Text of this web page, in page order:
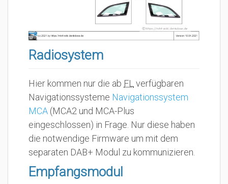
Radiosystem
Hier kommen nur die ab FL verfügbaren
Navigationssysteme Navigationssystem
MCA (MCA2 und MCA-Plus
eingeschlossen) in Frage. Nur diese haben
die notwendige Firmware um mit dem
separaten DAB+ Modul zu kommunizieren.
Empfangsmodul